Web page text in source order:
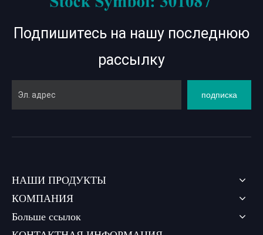
Подпишитесь на нашу последнюю
рассылку
подписка
НАШИ ПРОДУКТЫ
КОМПАНИЯ
Больше ссылок